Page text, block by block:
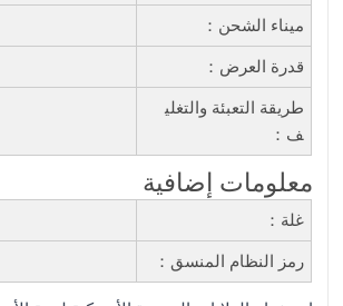
ميناء الشحن：
قدرة العرض：
طريقة التعبئة والتغلي
ف：
معلومات إضافية
غلة：
رمز النظام المنسق：